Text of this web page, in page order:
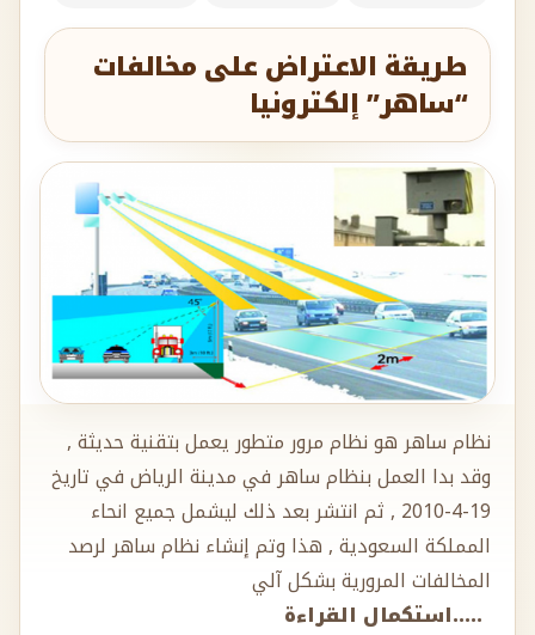
طريقة الاعتراض على مخالفات
“ساهر” إلكترونيا
نظام ساهر هو نظام مرور متطور يعمل بتقنية حديثة ,
وقد بدا العمل بنظام ساهر في مدينة الرياض في تاريخ
19-4-2010 , ثم انتشر بعد ذلك ليشمل جميع انحاء
المملكة السعودية , هذا وتم إنشاء نظام ساهر لرصد
المخالفات المرورية بشكل آلي
.....استكمال القراءة